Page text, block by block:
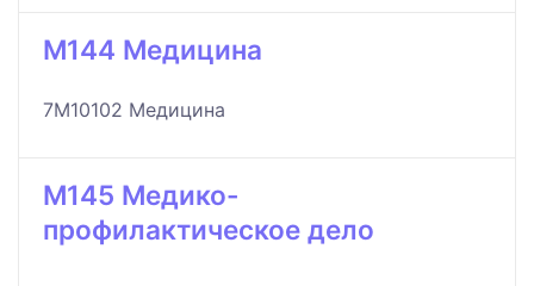
M144 Медицина
7M10102 Медицина
M145 Медико-
профилактическое дело